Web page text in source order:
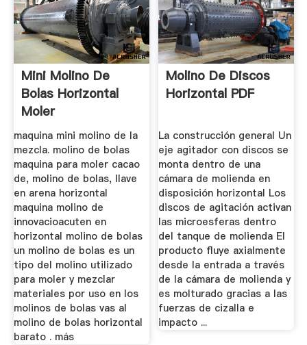
Mini Molino De
Bolas Horizontal
Moler
maquina mini molino de la
mezcla. molino de bolas
maquina para moler cacao
de, molino de bolas, llave
en arena horizontal
maquina molino de
innovacioacuten en
horizontal molino de bolas
un molino de bolas es un
tipo del molino utilizado
para moler y mezclar
materiales por uso en los
molinos de bolas vas al
molino de bolas horizontal
barato . más
Molino De Discos
Horizontal PDF
La construcción general Un
eje agitador con discos se
monta dentro de una
cámara de molienda en
disposición horizontal Los
discos de agitación activan
las microesferas dentro
del tanque de molienda El
producto fluye axialmente
desde la entrada a través
de la cámara de molienda y
es molturado gracias a las
fuerzas de cizalla e
impacto ...